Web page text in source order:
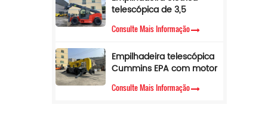
telescópica de 3,5
Consulte Mais Informação
Empilhadeira telescópica
Cummins EPA com motor
de 3,5 toneladas e 7 m,
Consulte Mais Informação